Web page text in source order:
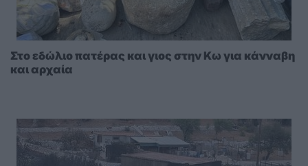
Στο εδώλιο πατέρας και γιος στην Κω για κάνναβη
και αρχαία